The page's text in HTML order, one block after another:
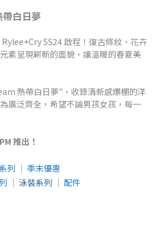
白日夢
SS24 啟程！復古條紋、花卉
素呈現嶄新的面貌，讓溫暖的春夏美
熱帶白日夢"，收錄清新感爆棚的洋
廣泛齊全，希望不論男孩女孩，每一
推出！
列 │ 季末優惠
│ 泳裝系列 │ 配件